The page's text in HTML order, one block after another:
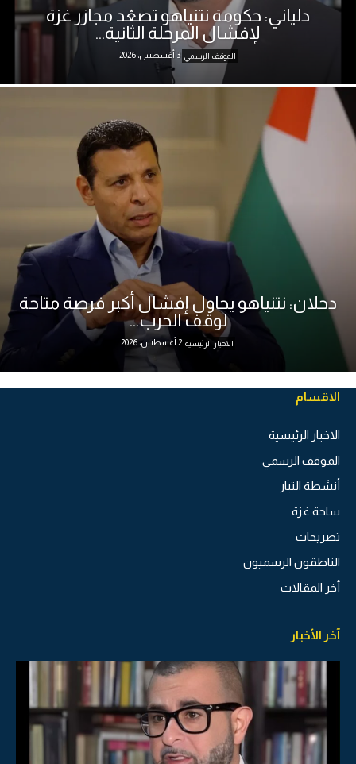
دلياني: حكومة نتنياهو تصعّد مجازر غزة
لإفشال المرحلة الثانية...
الموقف الرسمي 3 أغسطس، 2026
دحلان: نتنياهو يحاول إفشال أكبر فرصة متاحة
لوقف الحرب...
الاخبار الرئيسية 2 أغسطس، 2026
الاقسام
الاخبار الرئيسية
الموقف الرسمي
أنشطة التيار
ساحة غزة
تصريحات
الناطقون الرسميون
أخر المقالات
آخر الأخبار